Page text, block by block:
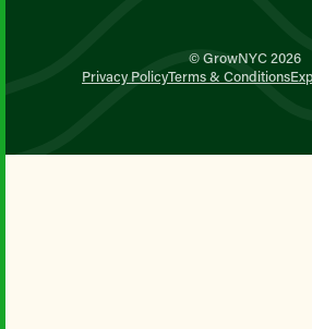
© GrowNYC 2026
Privacy PolicyTerms & Conditions